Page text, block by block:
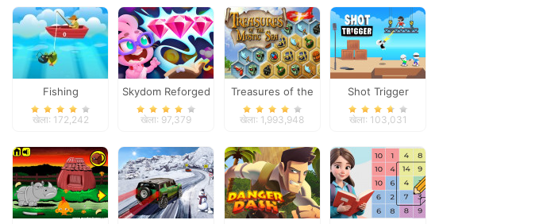
Fishing
खेला: 172,242
Skydom Reforged
खेला: 97,379
Treasures of the
Mystic Sea
खेला: 1,993,948
Shot Trigger
खेला: 103,031